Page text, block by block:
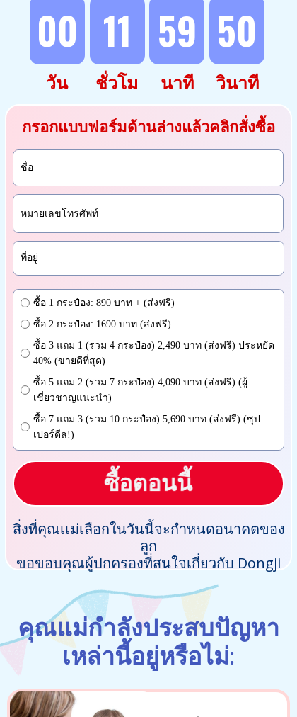
00 11 59 48
วัน ชั่วโม นาที วินาที
ซื้อ 1 กระป๋อง: 890 บาท + (ส่งฟรี)
ซื้อ 2 กระป๋อง: 1690 บาท (ส่งฟรี)
ซื้อ 3 แถม 1 (รวม 4 กระป๋อง) 2,490 บาท (ส่งฟรี) ประหยัด
40% (ขายดีที่สุด)
ซื้อ 5 แถม 2 (รวม 7 กระป๋อง) 4,090 บาท (ส่งฟรี) (ผู้
เชี่ยวชาญแนะนำ)
ซื้อ 7 แถม 3 (รวม 10 กระป๋อง) 5,690 บาท (ส่งฟรี) (ซุป
เปอร์ดีล!)
ซื้อตอนนี้
กรอกแบบฟอร์มด้านล่างแล้วคลิกสั่งซื้อ
สิ่งที่คุณเเม่เลือกในวันนี้จะกำหนดอนาคตของ
ลูก
ขอขอบคุณผู้ปกครองที่สนใจเกี่ยวกับ Dongji
คุณแม่กำลังประสบปัญหา
เหล่านี้อยู่หรือไม่: